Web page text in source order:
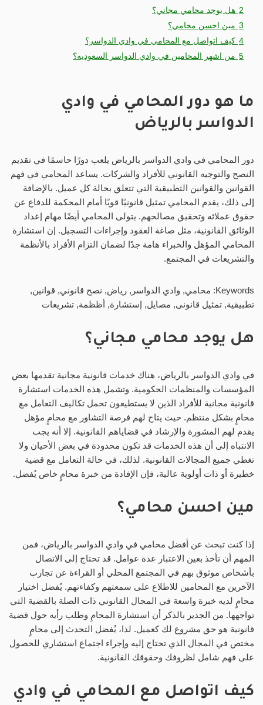
2 هل يوجد محامي مجاني؟
3 مين احسن محامي؟
4 كيف اتواصل مع المحامي في وادي الدواسر؟
5 من اشهر المحامين في وادي الدواسر السعوديه؟
ما هو دور المحامي في وادي
الدواسر بالرياض
دور المحامي في وادي الدواسر بالرياض يلعب دورًا حاسمًا في تقديم
النصح والتوجيه القانوني للأفراد والشركات. يساعد المحامي في فهم
القوانين والقوانين التطبيقية التي تتعلق بحالة كل عميل. بالإضافة
إلى ذلك، يقدم المحامي تمثيل قانونيًا قويًا أمام المحكمة للدفاع عن
حقوق عملائه وتحقيق مصالحهم. يتولى المحامي أيضًا مهام إعداد
الوثائق القانونية، مثل صاغة العقود وإجراءات التسجيل. إن استشارة
المحامي المؤهل والخبراء هامة جدًا لضمان التزام الأفراد بالأنظمة
والتشريعات في المجتمع.
Keywords: محامي, وادي الدواسر, رياض, نصح قانوني, قوانين,
تطبیقية, تمثيل قانونی, مصایل, إستشارة, أظظمة, تشریعات
هل يوجد محامي مجاني؟
في وادي الدواسر بالرياض، هناك خدمات قانونية مجانية تقدمها بعض
المؤسسات والمنظمات الحكومية. وتشمل هذه الخدمات استشارة
قانونية مجانية للأفراد الذين لا يستطيعون تحمل تكاليف التعامل مع
محامٍ بشكل منتظم. حيث يتاح لهم فرصة التشاور مع محامٍ مؤهل
يقدم لهم المشورة والإرشاد في قضاياهم القانونية. إلا أنه يجب
الانتباه إلى أن هذه الخدمات قد تكون محدودة في بعض الأحيان ولا
تغطي جميع المجالات القانونية. لذلك، في حالة التعامل مع قضية
خطيرة أو ذات أولوية عالية، فإن الإفادة من خبرة محامٍ خاص يُفضل.
مين احسن محامي؟
إذا كنت تبحث عن أفضل محامي في وادي الدواسر بالرياض، فمن
المهم أن تأخذ بعين الاعتبار عدة عوامل. قد تحتاج إلى الاتصال
بأشخاص موثوق بهم في المجتمع المحلي أو القراءة عن تجارب
الآخرين مع المحامين للاطلاع على سمعتهم وكفاءتهم. يُفضل اختيار
محامٍ لديه خبرة واسعة في المجال القانوني ذات الصلة بالقضية التي
تواجهها. من الجدير بالذكر أن استشارة المحامِ وطلب رأيه حول قضية
قانونية هو حق مشروع لك كعميل. لذا، يُفضل التحدث إلى محامٍ
مختص في المجال الذي تحتاج إليه وإجراء اجتماع استشاري للحصول
على فهم شامل لظروفك وحقوقك القانونية.
كيف اتواصل مع المحامي في وادي